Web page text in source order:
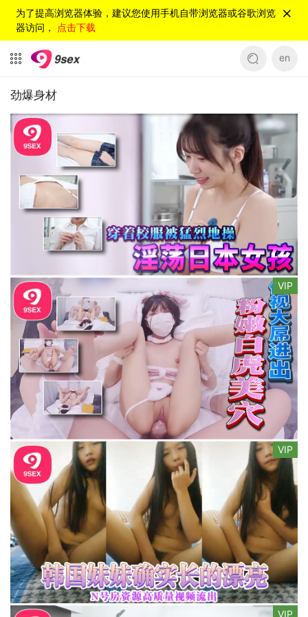
为了提高浏览器体验，建议您使用手机自带浏览器或谷歌浏览
器访问， 点击下载
en
劲爆身材
VIP
VIP
VIP